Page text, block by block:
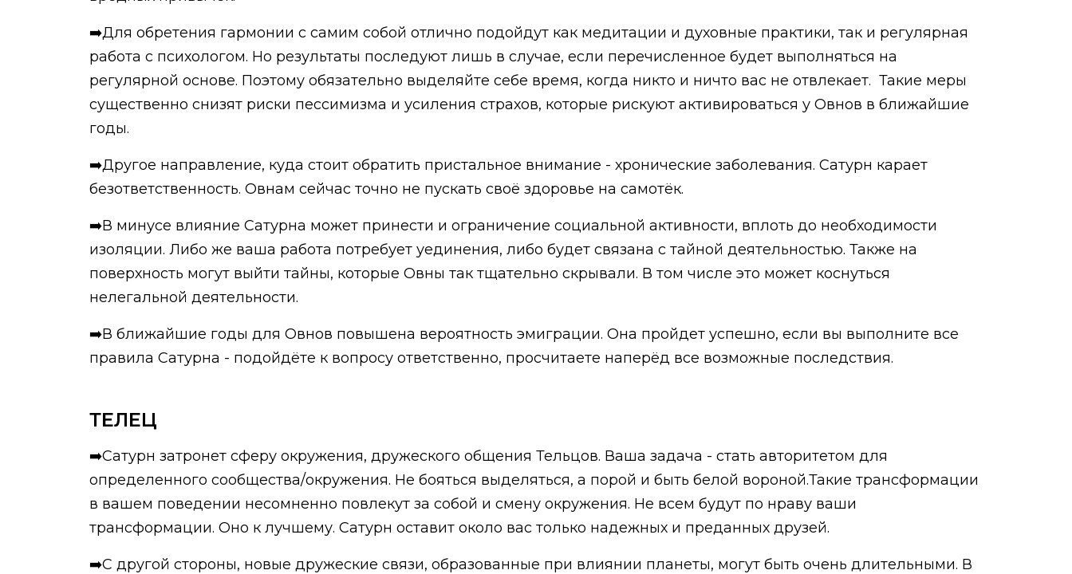
➡️Для обретения гармонии с самим собой отлично подойдут как медитации и духовные практики, так и регулярная
работа с психологом. Но результаты последуют лишь в случае, если перечисленное будет выполняться на
регулярной основе. Поэтому обязательно выделяйте себе время, когда никто и ничто вас не отвлекает. Такие меры
существенно снизят риски пессимизма и усиления страхов, которые рискуют активироваться у Овнов в ближайшие
годы.
➡️Другое направление, куда стоит обратить пристальное внимание - хронические заболевания. Сатурн карает
безответственность. Овнам сейчас точно не пускать своё здоровье на самотёк.
➡️В минусе влияние Сатурна может принести и ограничение социальной активности, вплоть до необходимости
изоляции. Либо же ваша работа потребует уединения, либо будет связана с тайной деятельностью. Также на
поверхность могут выйти тайны, которые Овны так тщательно скрывали. В том числе это может коснуться
нелегальной деятельности.
➡️В ближайшие годы для Овнов повышена вероятность эмиграции. Она пройдет успешно, если вы выполните все
правила Сатурна - подойдёте к вопросу ответственно, просчитаете наперёд все возможные последствия.
ТЕЛЕЦ
➡️Сатурн затронет сферу окружения, дружеского общения Тельцов. Ваша задача - стать авторитетом для
определенного сообщества/окружения. Не бояться выделяться, а порой и быть белой вороной.Такие трансформации
в вашем поведении несомненно повлекут за собой и смену окружения. Не всем будут по нраву ваши
трансформации. Оно к лучшему. Сатурн оставит около вас только надежных и преданных друзей.
➡️С другой стороны, новые дружеские связи, образованные при влиянии планеты, могут быть очень длительными. В